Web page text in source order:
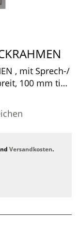
, mit Sprech-/
100 mm tief,
Versandkosten.